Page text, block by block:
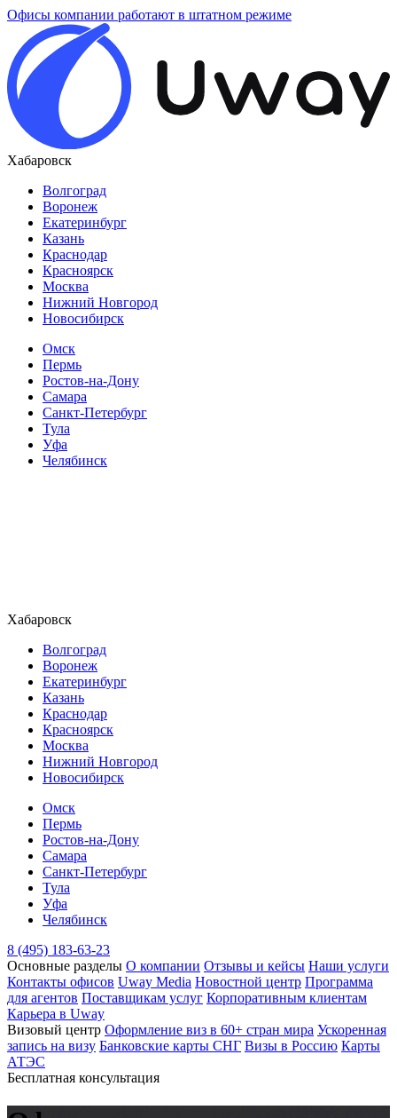
Офисы компании работают в штатном режиме
Хабаровск
Волгоград
Воронеж
Екатеринбург
Казань
Краснодар
Красноярск
Москва
Нижний Новгород
Новосибирск
Омск
Пермь
Ростов-на-Дону
Самара
Санкт-Петербург
Тула
Уфа
Челябинск
Хабаровск
Волгоград
Воронеж
Екатеринбург
Казань
Краснодар
Красноярск
Москва
Нижний Новгород
Новосибирск
Омск
Пермь
Ростов-на-Дону
Самара
Санкт-Петербург
Тула
Уфа
Челябинск
8 (495) 183-63-23
Основные разделы О компании Отзывы и кейсы Наши услуги
Контакты офисов Uway Media Новостной центр Программа
для агентов Поставщикам услуг Корпоративным клиентам
Карьера в Uway
Визовый центр Оформление виз в 60+ стран мира Ускоренная
запись на визу Банковские карты СНГ Визы в Россию Карты
АТЭС
Бесплатная консультация